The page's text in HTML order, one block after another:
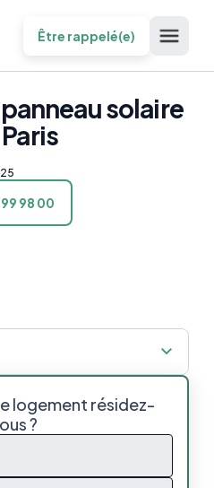
Être rappelé(e)
solaire
98 00
logement résidez-
?
pour un projet
solaires à Paris ?
d'installation de
?